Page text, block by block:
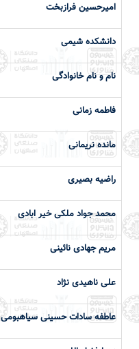
اميرحسین فرازبخت
دانشكده شیمی
نام و نام خانوادگی
فاطمه زمانی
مانده نریمانی
راضیه بصیری
محمد جواد ملکی خیر ابادی
مریم جهادی نائینی
علی ناهیدی نژاد
عاطفه سادات حسینی سیاهبومی